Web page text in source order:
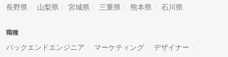
長野県 山梨県 宮城県 三重県 熊本県 石川県
職種
バックエンドエンジニア マーケティング デザイナー